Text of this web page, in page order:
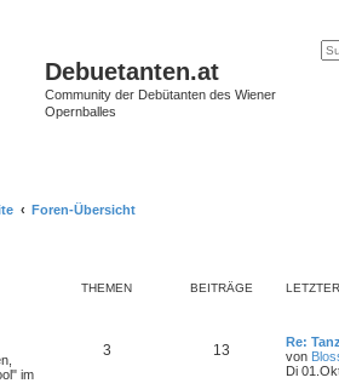
Debuetanten.at
Community der Debütanten des Wiener
Opernballes
Foren-Übersicht
THEMEN BEITRÄGE
im
3 13
Re:
von
Di